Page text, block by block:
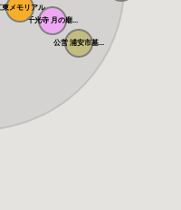
千光寺 月の廟...
公営 浦安市墓...
東メモリアル